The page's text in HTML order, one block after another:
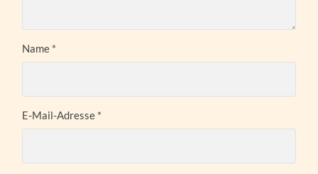
Name *
E-Mail-Adresse *